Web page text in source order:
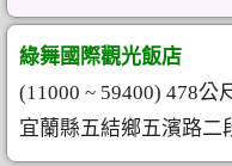
綠舞國際觀光飯店
(11000 ~ 59400) 478公
宜蘭縣五結鄉五濱路二